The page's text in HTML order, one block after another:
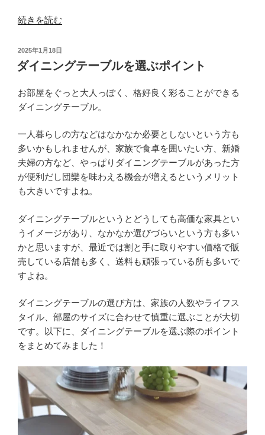
“ダ
ニ
ン
チ
ェ
の
選
び
方”
の
続きを読む
投
稿
日:
2025年1月18日
ダイニングテーブルを選ぶポイント
お部屋をぐっと大人っぽく、格好良く彩ることができる
ダイニングテーブル。
一人暮らしの方などはなかなか必要としないという方も
多いかもしれませんが、家族で食卓を囲いたい方、新婚
夫婦の方など、やっぱりダイニングテーブルがあった方
が便利だし団欒を味わえる機会が増えるというメリット
も大きいですよね。
ダイニングテーブルというとどうしても高価な家具とい
うイメージがあり、なかなか選びづらいという方も多い
かと思いますが、最近では割と手に取りやすい価格で販
売している店舗も多く、送料も頑張っている所も多いで
すよね。
ダイニングテーブルの選び方は、家族の人数やライフス
タイル、部屋のサイズに合わせて慎重に選ぶことが大切
です。以下に、ダイニングテーブルを選ぶ際のポイント
をまとめてみました！